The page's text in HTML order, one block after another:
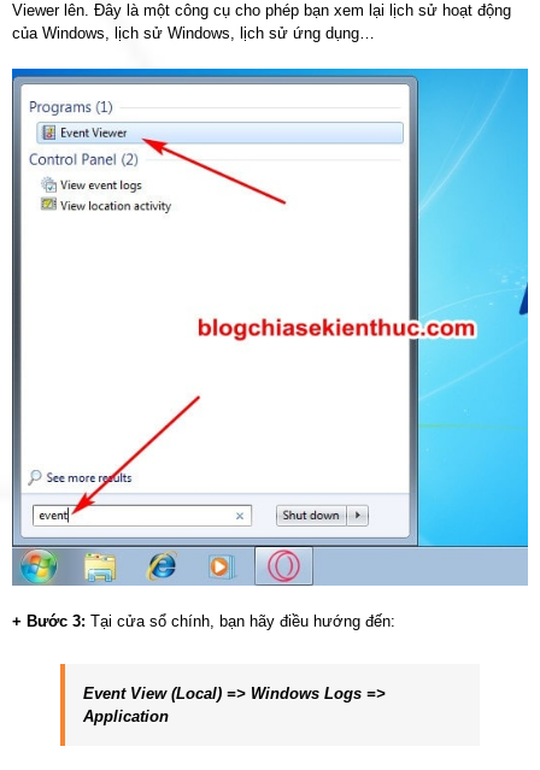
Viewer lên. Đây là một công cụ cho phép bạn xem lại lịch sử hoạt động
của Windows, lịch sử Windows, lịch sử ứng dụng…
+ Bước 3: Tại cửa sổ chính, bạn hãy điều hướng đến:
Event View (Local) => Windows Logs =>
Application